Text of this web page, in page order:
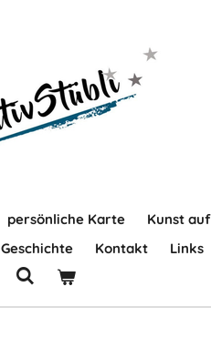
persönliche Karte Kunst
Geschichte Kontakt Links